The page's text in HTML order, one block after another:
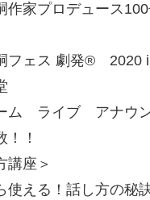
作家プロデュース
フェス 劇発®︎ 2020
ム ライブ アナウ
！
講座＞
使える！話し方の秘